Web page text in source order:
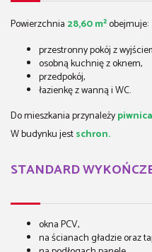
Powierzchnia 28,60 m²obejmuje:
przestronny pokój z
osobną kuchnię z oknem,
przedpokój,
łazienkę z wanną i WC.
Do mieszkania przynależypiwnica
W budynku jestschron.
STANDARD
okna PCV,
na ścianach gładzie oraz